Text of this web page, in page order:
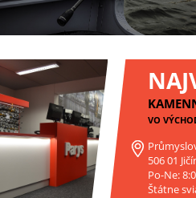
VO
506 01
Po-Ne:
Štátne